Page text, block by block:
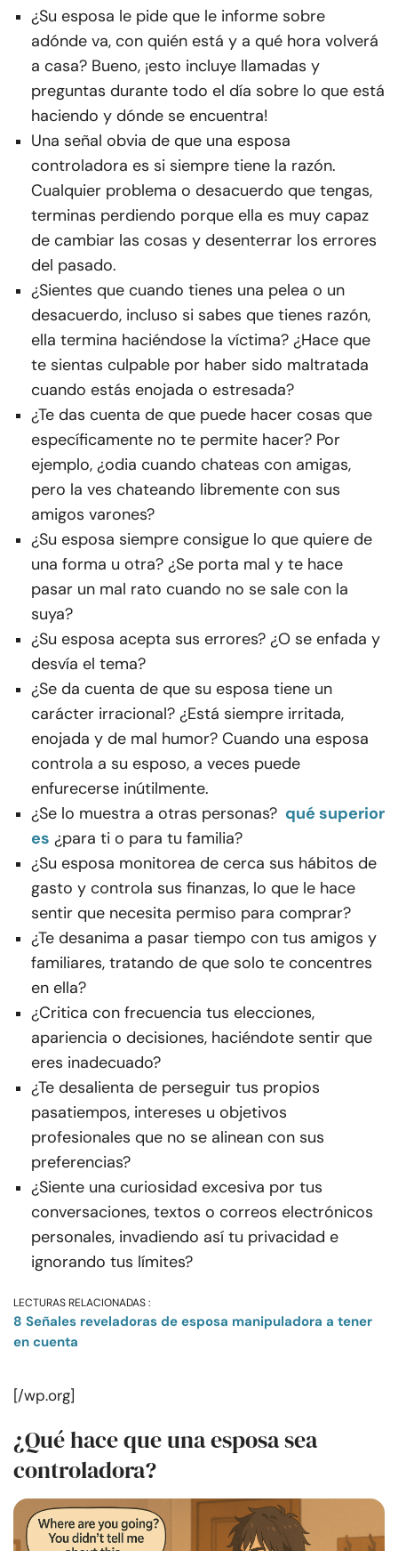
¿Su esposa le pide que le informe sobre
adónde va, con quién está y a qué hora volverá
a casa? Bueno, ¡esto incluye llamadas y
preguntas durante todo el día sobre lo que está
haciendo y dónde se encuentra!
Una señal obvia de que una esposa
controladora es si siempre tiene la razón.
Cualquier problema o desacuerdo que tengas,
terminas perdiendo porque ella es muy capaz
de cambiar las cosas y desenterrar los errores
del pasado.
¿Sientes que cuando tienes una pelea o un
desacuerdo, incluso si sabes que tienes razón,
ella termina haciéndose la víctima? ¿Hace que
te sientas culpable por haber sido maltratada
cuando estás enojada o estresada?
¿Te das cuenta de que puede hacer cosas que
específicamente no te permite hacer? Por
ejemplo, ¿odia cuando chateas con amigas,
pero la ves chateando libremente con sus
amigos varones?
¿Su esposa siempre consigue lo que quiere de
una forma u otra? ¿Se porta mal y te hace
pasar un mal rato cuando no se sale con la
suya?
¿Su esposa acepta sus errores? ¿O se enfada y
desvía el tema?
¿Se da cuenta de que su esposa tiene un
carácter irracional? ¿Está siempre irritada,
enojada y de mal humor? Cuando una esposa
controla a su esposo, a veces puede
enfurecerse inútilmente.
¿Se lo muestra a otras personas? qué superior
es ¿para ti o para tu familia?
¿Su esposa monitorea de cerca sus hábitos de
gasto y controla sus finanzas, lo que le hace
sentir que necesita permiso para comprar?
¿Te desanima a pasar tiempo con tus amigos y
familiares, tratando de que solo te concentres
en ella?
¿Critica con frecuencia tus elecciones,
apariencia o decisiones, haciéndote sentir que
eres inadecuado?
¿Te desalienta de perseguir tus propios
pasatiempos, intereses u objetivos
profesionales que no se alinean con sus
preferencias?
¿Siente una curiosidad excesiva por tus
conversaciones, textos o correos electrónicos
personales, invadiendo así tu privacidad e
ignorando tus límites?
LECTURAS RELACIONADAS :
8 Señales reveladoras de esposa manipuladora a tener
en cuenta
[/wp.org]
¿Qué hace que una esposa sea
controladora?